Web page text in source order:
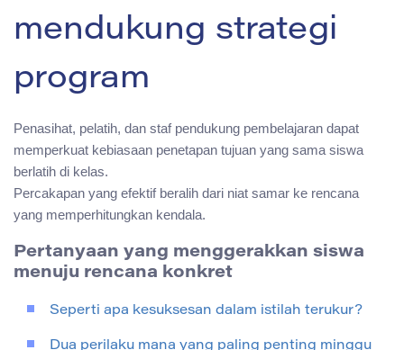
mendukung strategi
program
Penasihat, pelatih, dan staf pendukung pembelajaran dapat
memperkuat kebiasaan penetapan tujuan yang sama siswa
berlatih di kelas.
Percakapan yang efektif beralih dari niat samar ke rencana
yang memperhitungkan kendala.
Pertanyaan yang menggerakkan siswa
menuju rencana konkret
Seperti apa kesuksesan dalam istilah terukur?
Dua perilaku mana yang paling penting minggu